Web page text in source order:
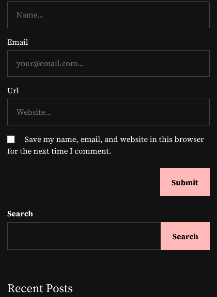
Email
Url
Save my name, email, and website in this browser
for the next time I comment.
Search
Search
Recent Posts